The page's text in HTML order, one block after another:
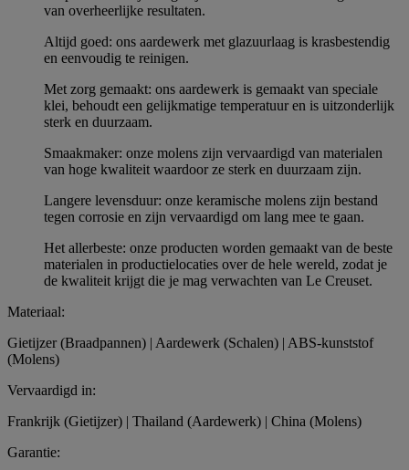
van overheerlijke resultaten.
Altijd goed: ons aardewerk met glazuurlaag is krasbestendig
en eenvoudig te reinigen.
Met zorg gemaakt: ons aardewerk is gemaakt van speciale
klei, behoudt een gelijkmatige temperatuur en is uitzonderlijk
sterk en duurzaam.
Smaakmaker: onze molens zijn vervaardigd van materialen
van hoge kwaliteit waardoor ze sterk en duurzaam zijn.
Langere levensduur: onze keramische molens zijn bestand
tegen corrosie en zijn vervaardigd om lang mee te gaan.
Het allerbeste: onze producten worden gemaakt van de beste
materialen in productielocaties over de hele wereld, zodat je
de kwaliteit krijgt die je mag verwachten van Le Creuset.
Materiaal:
Gietijzer (Braadpannen) | Aardewerk (Schalen) | ABS-kunststof
(Molens)
Vervaardigd in:
Frankrijk (Gietijzer) | Thailand (Aardewerk) | China (Molens)
Garantie: